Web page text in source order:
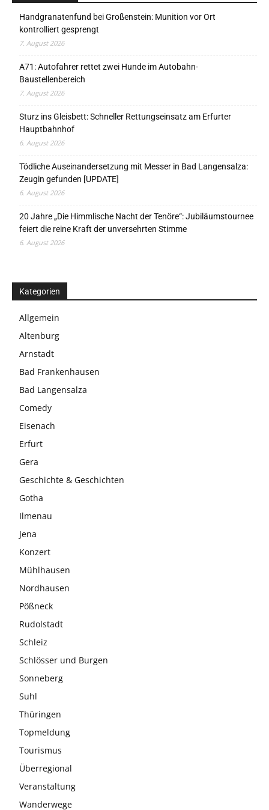
Handgranatenfund bei Großenstein: Munition vor Ort
kontrolliert gesprengt
7. August 2026
A71: Autofahrer rettet zwei Hunde im Autobahn-
Baustellenbereich
7. August 2026
Sturz ins Gleisbett: Schneller Rettungseinsatz am Erfurter
Hauptbahnhof
6. August 2026
Tödliche Auseinandersetzung mit Messer in Bad Langensalza:
Zeugin gefunden [UPDATE]
6. August 2026
20 Jahre „Die Himmlische Nacht der Tenöre“: Jubiläumstournee
feiert die reine Kraft der unversehrten Stimme
6. August 2026
Kategorien
Allgemein
Altenburg
Arnstadt
Bad Frankenhausen
Bad Langensalza
Comedy
Eisenach
Erfurt
Gera
Geschichte & Geschichten
Gotha
Ilmenau
Jena
Konzert
Mühlhausen
Nordhausen
Pößneck
Rudolstadt
Schleiz
Schlösser und Burgen
Sonneberg
Suhl
Thüringen
Topmeldung
Tourismus
Überregional
Veranstaltung
Wanderwege